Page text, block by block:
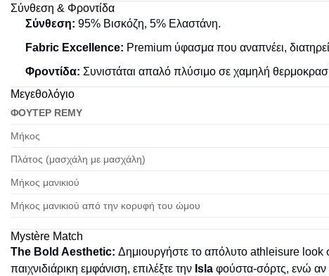
Σύνθεση & Φροντίδα
Σύνθεση: 95% Βισκόζη, 5% Ελαστάνη.
Fabric Excellence: Premium ύφασμα που αναπνέει,
Φροντίδα: Συνιστάται απαλό πλύσιμο σε χαμηλή
Μεγεθολόγιο
ΦΟΥΤΕΡ REMY
Μήκος
Πλάτος (μασχάλη με μασχάλη)
Μήκος μανικιού
Μήκος μανικιού από την κορυφή του ώμου
Mystère Match
The Bold Aesthetic: Δημιουργήστε το απόλυτο athleisure look
παιχνιδιάρικη εμφάνιση, επιλέξτε την Isla φούστα-σόρτς, ενώ αν